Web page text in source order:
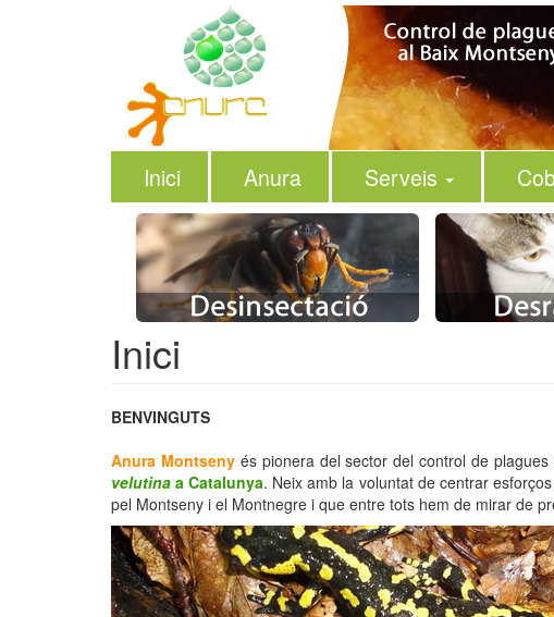
Inici Anura Serveis
Inici
BENVINGUTS
Anura Montseny és pionera del sector del control de plagues
velutina a Catalunya. Neix amb la voluntat de centrar
pel Montseny i el Montnegre i que entre tots hem de mirar de